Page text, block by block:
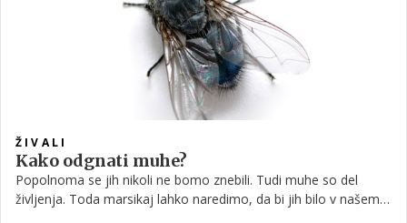
ŽIVALI
Kako odgnati muhe?
Popolnoma se jih nikoli ne bomo znebili. Tudi muhe so del
življenja. Toda marsikaj lahko naredimo, da bi jih bilo v našem